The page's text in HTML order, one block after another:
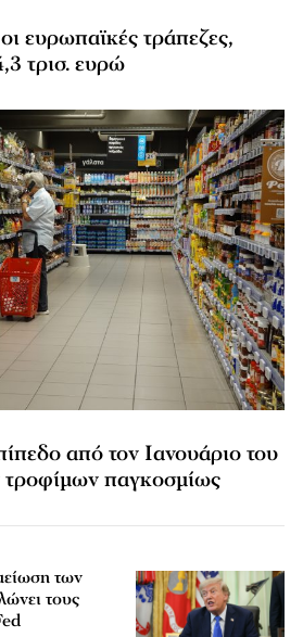
ευρωπαϊκές τράπεζες,
τρισ. ευρώ
από τον Ιανουάριο του
τροφίμων παγκοσμίως
των
τους